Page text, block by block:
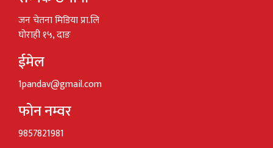
जन चेतना मिडिया प्रा.लि
घोराही १५, दाङ
ईमेल
1pandav@gmail.com
फोन नम्वर
9857821981